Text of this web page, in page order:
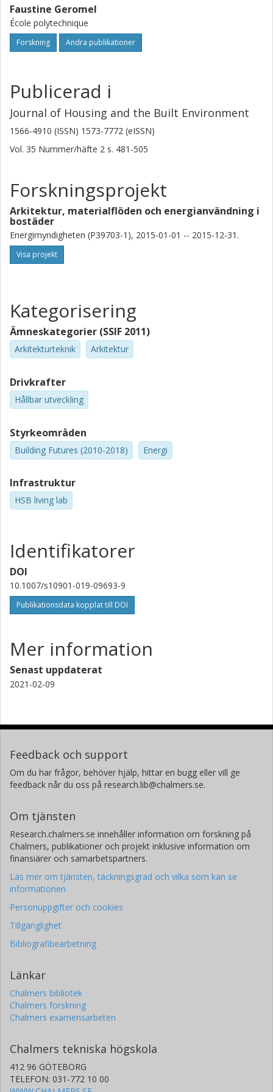
Faustine Geromel
École polytechnique
Forskning Andra publikationer
Publicerad i
Journal of Housing and the Built Environment
1566-4910 (ISSN) 1573-7772 (eISSN)
Vol. 35 Nummer/häfte 2 s. 481-505
Forskningsprojekt
Arkitektur, materialflöden och energianvändning i
bostäder
Energimyndigheten (P39703-1), 2015-01-01 -- 2015-12-31.
Visa projekt
Kategorisering
Ämneskategorier (SSIF 2011)
Arkitekturteknik Arkitektur
Drivkrafter
Hållbar utveckling
Styrkeområden
Building Futures (2010-2018) Energi
Infrastruktur
HSB living lab
Identifikatorer
DOI
10.1007/s10901-019-09693-9
Publikationsdata kopplat till DOI
Mer information
Senast uppdaterat
2021-02-09
Feedback och support
Om du har frågor, behöver hjälp, hittar en bugg eller vill ge
feedback når du oss på research.lib@chalmers.se.
Om tjänsten
Research.chalmers.se innehåller information om forskning på
Chalmers, publikationer och projekt inklusive information om
finansiärer och samarbetspartners.
Läs mer om tjänsten, täckningsgrad och vilka som kan se
informationen
Personuppgifter och cookies
Tillgänglighet
Bibliografibearbetning
Länkar
Chalmers bibliotek
Chalmers forskning
Chalmers examensarbeten
Chalmers tekniska högskola
412 96 GÖTEBORG
TELEFON: 031-772 10 00